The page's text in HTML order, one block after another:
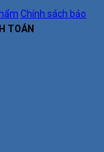
Chính sách bảo
TOÁN